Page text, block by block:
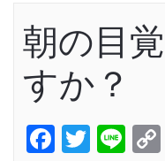
朝の目
すか？
Facebook
Twitter
Line